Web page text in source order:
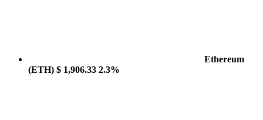
Ethereum
(ETH) $ 1,906.33 2.3%